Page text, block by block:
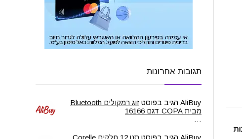
תגובות אחרונות
AliBuy הגיב בפוסט
זוג רמקולים Bluetooth
מבית COPA דגם 16166
…
AliBuy הגיב בפוסט
סט 12 חלקים Corelle